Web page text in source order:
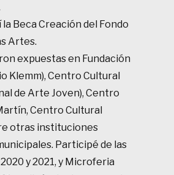
la Beca Creación del Fondo
Artes.
expuestas en Fundación
Klemm), Centro Cultural
de Arte Joven), Centro
Centro Cultural
otras instituciones
Participé de las
y 2021, y Microferia